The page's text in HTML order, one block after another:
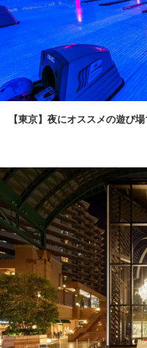
【東京】夜にオススメの遊び